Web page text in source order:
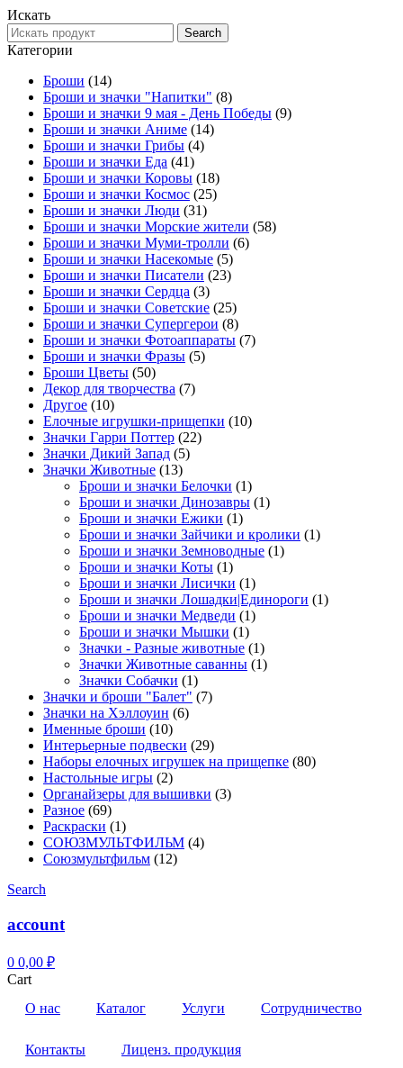
Искать
Search
for:
Search
Категории
Броши (14)
Броши и значки "Напитки" (8)
Броши и значки 9 мая - День Победы (9)
Броши и значки Аниме (14)
Броши и значки Грибы (4)
Броши и значки Еда (41)
Броши и значки Коровы (18)
Броши и значки Космос (25)
Броши и значки Люди (31)
Броши и значки Морские жители (58)
Броши и значки Муми-тролли (6)
Броши и значки Насекомые (5)
Броши и значки Писатели (23)
Броши и значки Сердца (3)
Броши и значки Советские (25)
Броши и значки Супергерои (8)
Броши и значки Фотоаппараты (7)
Броши и значки Фразы (5)
Броши Цветы (50)
Декор для творчества (7)
Другое (10)
Елочные игрушки-прищепки (10)
Значки Гарри Поттер (22)
Значки Дикий Запад (5)
Значки Животные (13)
Броши и значки Белочки (1)
Броши и значки Динозавры (1)
Броши и значки Ежики (1)
Броши и значки Зайчики и кролики (1)
Броши и значки Земноводные (1)
Броши и значки Коты (1)
Броши и значки Лисички (1)
Броши и значки Лошадки|Единороги (1)
Броши и значки Медведи (1)
Броши и значки Мышки (1)
Значки - Разные животные (1)
Значки Животные саванны (1)
Значки Собачки (1)
Значки и броши "Балет" (7)
Значки на Хэллоуин (6)
Именные броши (10)
Интерьерные подвески (29)
Наборы елочных игрушек на прищепке (80)
Настольные игры (2)
Органайзеры для вышивки (3)
Разное (69)
Раскраски (1)
СОЮЗМУЛЬТФИЛЬМ (4)
Союзмультфильм (12)
Search
account
0 0,00 ₽
Cart
О нас
Каталог Услуги Сотрудничество
Контакты
Лиценз. продукция